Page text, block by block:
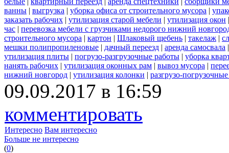
ванны | выгрузка | уборка офиса от строительного мусора |
заказать рабочих | утилизация старой мебели | утилизация окон
час | перевозка мебели с грузчиками недорого нижний
строительного мусора | картон | Шлаковый щебень | такелаж |
мешки полипропиленовые | дачный переезд | аренда самосвала
утилизация плиты | погрузо-разгрузочные работы | уборка
нанять рабочих | утилизация оконных рам | вывоз мусора |
нижний новгород | утилизация колонки | разгрузо-
09.09.2017 в 16:59
комментировать
Интересно Вам интересно
Больше не интересно
(0)